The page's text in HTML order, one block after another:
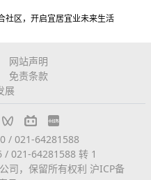
社区，开启宜居宜业未来生活
网站声明
免责条款
展
/ 021-64281588
/ 021-64281588 转 1
司，保留所有权利 沪ICP备